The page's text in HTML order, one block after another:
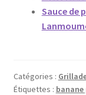
Sauce de
Catégories :
Étiquettes :